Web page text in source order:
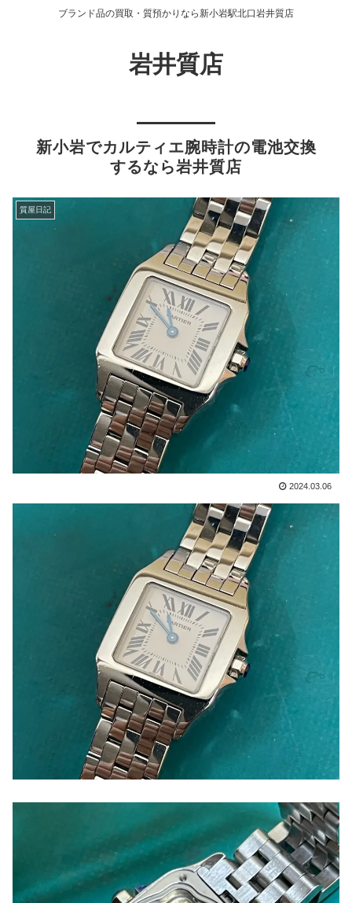
ブランド品の買取・質預かりなら新小岩駅北口岩井質店
岩井質店
新小岩でカルティエ腕時計の電池交換
するなら岩井質店
質屋日記
2024.03.06